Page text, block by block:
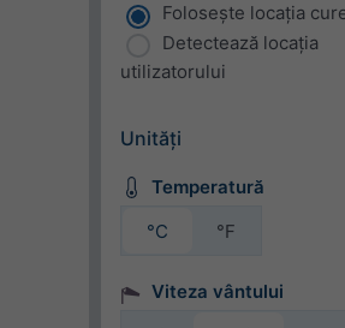
Folosește locația
Detectează locația
utilizatorului
Unități
Temperatură
°C
°F
Viteza vântului